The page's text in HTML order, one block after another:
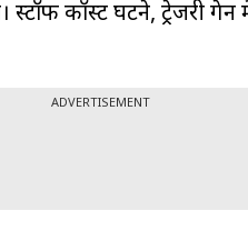
कॉस्‍ट घटने, ट्रेजरी गेन
ADVERTISEMENT